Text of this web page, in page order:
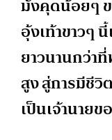
มังคุดน้อยๆ
อุ้งเท้าขาวๆ
ยาวนานกว่า
สูง สู่การมีชี
เป็นเจ้านาย